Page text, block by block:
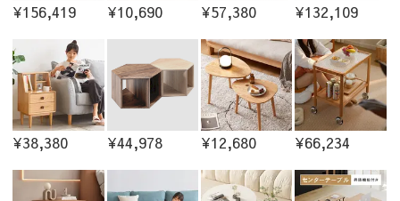
¥156,419 ¥10,690 ¥57,380 ¥132,109
¥38,380 ¥44,978 ¥12,680 ¥66,234